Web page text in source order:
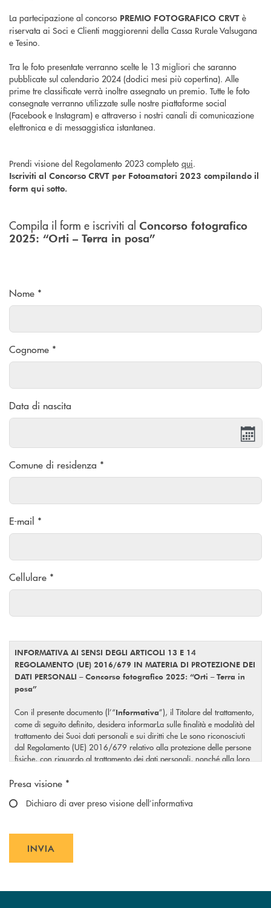
La partecipazione al concorso PREMIO FOTOGRAFICO CRVT è
riservata ai Soci e Clienti maggiorenni della Cassa Rurale Valsugana
e Tesino.
Tra le foto presentate verranno scelte le 13 migliori che saranno
pubblicate sul calendario 2024 (dodici mesi più copertina). Alle
prime tre classificate verrà inoltre assegnato un premio. Tutte le foto
consegnate verranno utilizzate sulle nostre piattaforme social
(Facebook e Instagram) e attraverso i nostri canali di comunicazione
elettronica e di messaggistica istantanea.
Prendi visione del Regolamento 2023 completo qui.
Iscriviti al Concorso CRVT per Fotoamatori 2023 compilando il
form qui sotto.
Compila il form e iscriviti al Concorso fotografico
2025: “Orti – Terra in posa”
Nome *
Cognome *
Data di nascita
Comune di residenza *
E-mail *
Cellulare *
INFORMATIVA AI SENSI DEGLI ARTICOLI 13 E 14
REGOLAMENTO (UE) 2016/679 IN MATERIA DI PROTEZIONE DEI
DATI PERSONALI – Concorso fotografico 2025: “Orti – Terra in
posa”
Con il presente documento (l’“Informativa”), il Titolare del trattamento,
come di seguito definito, desidera informarLa sulle finalità e modalità del
trattamento dei Suoi dati personali e sui diritti che Le sono riconosciuti
dal Regolamento (UE) 2016/679 relativo alla protezione delle persone
fisiche, con riguardo al trattamento dei dati personali, nonché alla loro
La presente Informativa potrà essere integrata dal Titolare ove eventuali
trattamenti.
Il Titolare del trattamento è la
B.C.C. Società Cooperativa
Scegliere un'opzione
Presa visione *
Dichiaro di aver preso visione dell’informativa
INVIA